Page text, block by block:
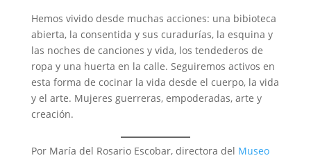
Hemos vivido desde muchas acciones: una bibioteca
abierta, la consentida y sus curadurías, la esquina y
las noches de canciones y vida, los tendederos de
ropa y una huerta en la calle. Seguiremos activos en
esta forma de cocinar la vida desde el cuerpo, la vida
y el arte. Mujeres guerreras, empoderadas, arte y
creación.
Por María del Rosario Escobar, directora del Museo